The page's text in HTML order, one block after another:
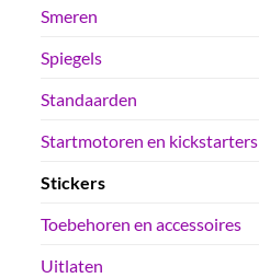
Smeren
Spiegels
Standaarden
Startmotoren en kickstarters
Stickers
Toebehoren en accessoires
Uitlaten